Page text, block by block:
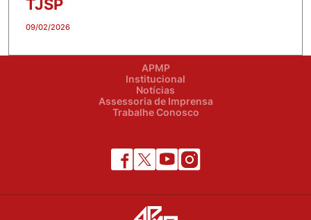
TJSP
09/02/2026
APMP
Institucional
Notícias
Assessoria de Imprensa
Trabalhe Conosco